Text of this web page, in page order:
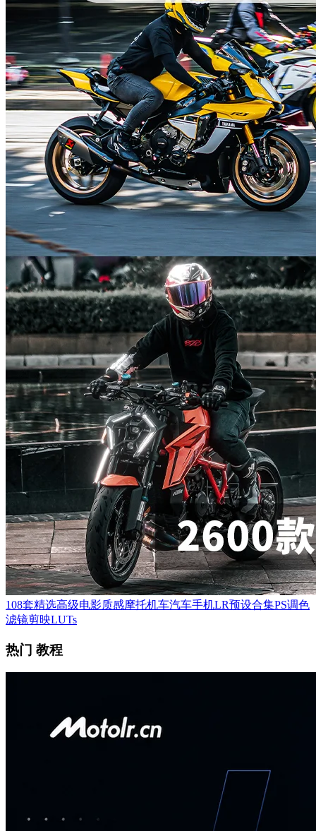
108套精选高级电影质感摩托机车汽车手机LR预设合集PS调色
滤镜剪映LUTs
热门 教程